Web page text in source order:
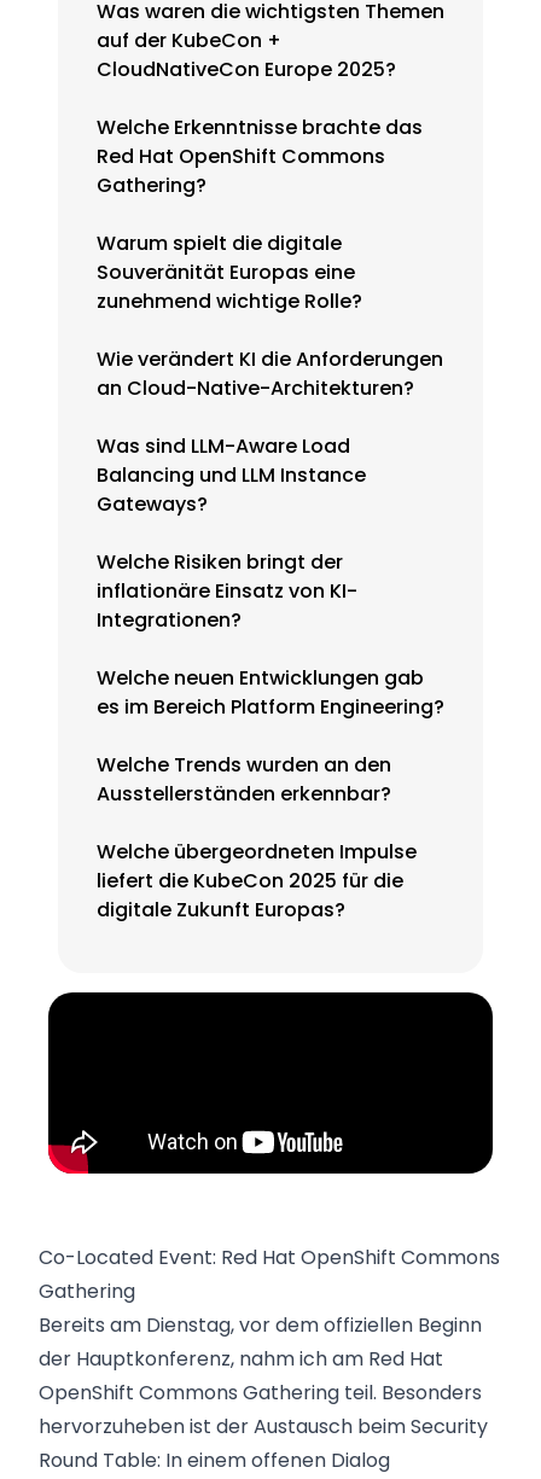
Was waren die wichtigsten Themen
auf der KubeCon +
CloudNativeCon Europe 2025?
Welche Erkenntnisse brachte das
Red Hat OpenShift Commons
Gathering?
Warum spielt die digitale
Souveränität Europas eine
zunehmend wichtige Rolle?
Wie verändert KI die Anforderungen
an Cloud-Native-Architekturen?
Was sind LLM-Aware Load
Balancing und LLM Instance
Gateways?
Welche Risiken bringt der
inflationäre Einsatz von KI-
Integrationen?
Welche neuen Entwicklungen gab
es im Bereich Platform Engineering?
Welche Trends wurden an den
Ausstellerständen erkennbar?
Welche übergeordneten Impulse
liefert die KubeCon 2025 für die
digitale Zukunft Europas?
Co-Located Event: Red Hat OpenShift Commons
Gathering
Bereits am Dienstag, vor dem offiziellen Beginn
der Hauptkonferenz, nahm ich am Red Hat
OpenShift Commons Gathering teil. Besonders
hervorzuheben ist der Austausch beim Security
Round Table: In einem offenen Dialog